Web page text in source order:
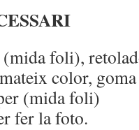
foli),
color,
(mida foli)
fer la foto.